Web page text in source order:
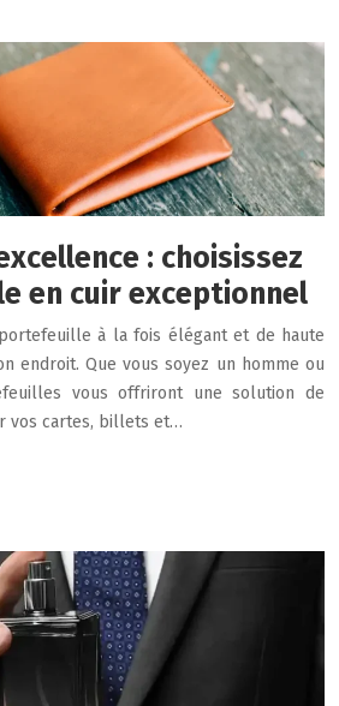
: choisissez
en cuir exceptionnel
à la fois élégant et de haute
endroit. Que vous soyez un homme ou
vous offriront une solution de
vos cartes, billets et…